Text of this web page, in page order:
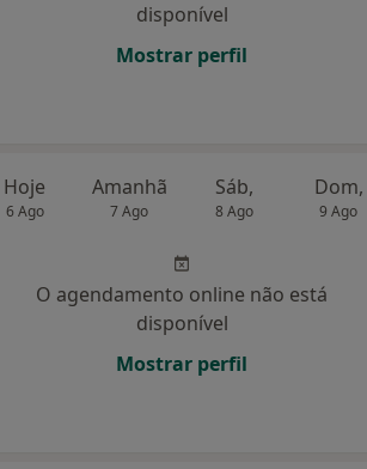
disponível
Mostrar perfil
Hoje
6 Ago
Amanhã
7 Ago
Sáb,
8 Ago
Dom,
9 Ago
O agendamento online não está
disponível
Mostrar perfil